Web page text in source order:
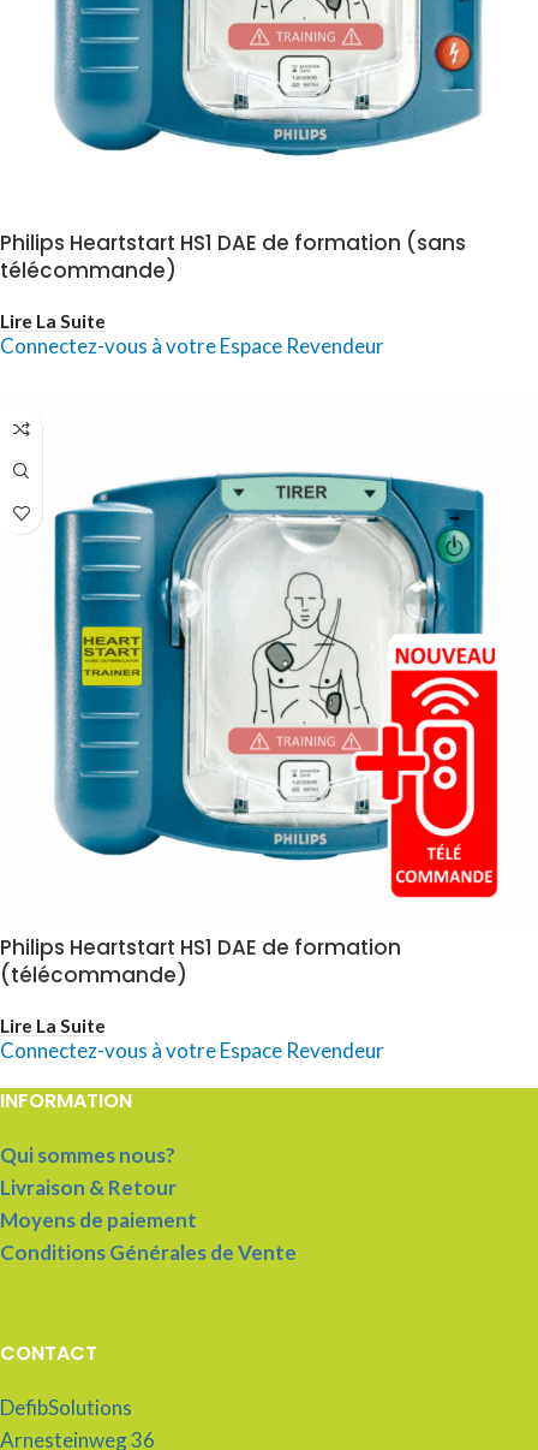
Philips Heartstart HS1 DAE de formation (sans
télécommande)
Lire La Suite
Connectez-vous à votre Espace Revendeur
Philips Heartstart HS1 DAE de formation
(télécommande)
Lire La Suite
Connectez-vous à votre Espace Revendeur
INFORMATION
Qui sommes nous?
Livraison & Retour
Moyens de paiement
Conditions Générales de Vente
CONTACT
DefibSolutions
Arnesteinweg 36